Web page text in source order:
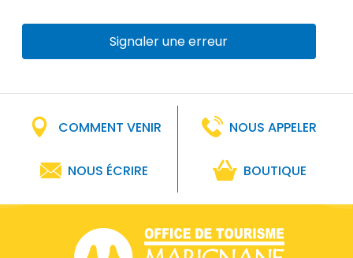
Signaler une erreur
COMMENT VENIR NOUS APPELER
NOUS ÉCRIRE BOUTIQUE